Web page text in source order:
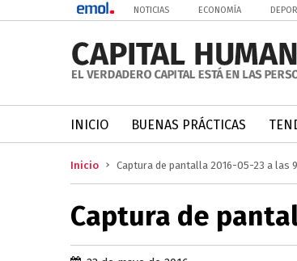
NOTICIAS ECONOMÍA
INICIO BUENAS PRÁCTICAS
Inicio Captura de pantalla 2016-05-23 a las
Captura de